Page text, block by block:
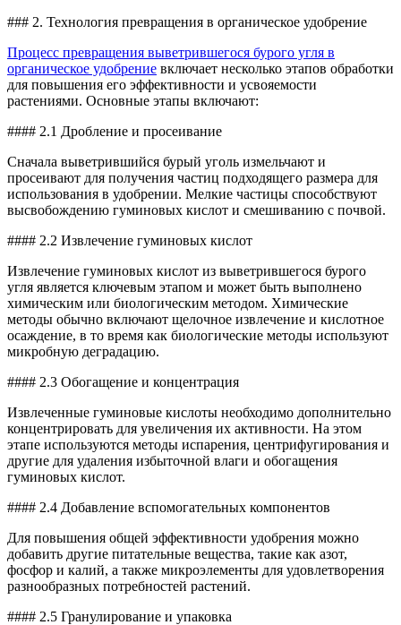
### 2. Технология превращения в органическое удобрение
Процесс превращения выветрившегося бурого угля в
органическое удобрение включает несколько этапов обработки
для повышения его эффективности и усвояемости
растениями. Основные этапы включают:
#### 2.1 Дробление и просеивание
Сначала выветрившийся бурый уголь измельчают и
просеивают для получения частиц подходящего размера для
использования в удобрении. Мелкие частицы способствуют
высвобождению гуминовых кислот и смешиванию с почвой.
#### 2.2 Извлечение гуминовых кислот
Извлечение гуминовых кислот из выветрившегося бурого
угля является ключевым этапом и может быть выполнено
химическим или биологическим методом. Химические
методы обычно включают щелочное извлечение и кислотное
осаждение, в то время как биологические методы используют
микробную деградацию.
#### 2.3 Обогащение и концентрация
Извлеченные гуминовые кислоты необходимо дополнительно
концентрировать для увеличения их активности. На этом
этапе используются методы испарения, центрифугирования и
другие для удаления избыточной влаги и обогащения
гуминовых кислот.
#### 2.4 Добавление вспомогательных компонентов
Для повышения общей эффективности удобрения можно
добавить другие питательные вещества, такие как азот,
фосфор и калий, а также микроэлементы для удовлетворения
разнообразных потребностей растений.
#### 2.5 Гранулирование и упаковка